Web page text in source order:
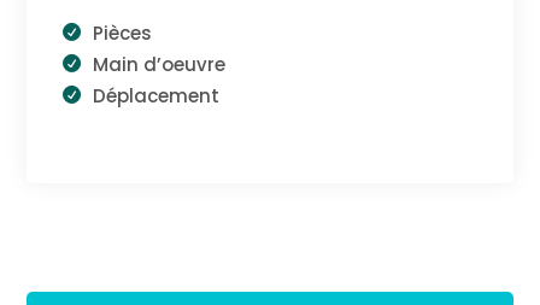
Pièces
Main d’oeuvre
Déplacement